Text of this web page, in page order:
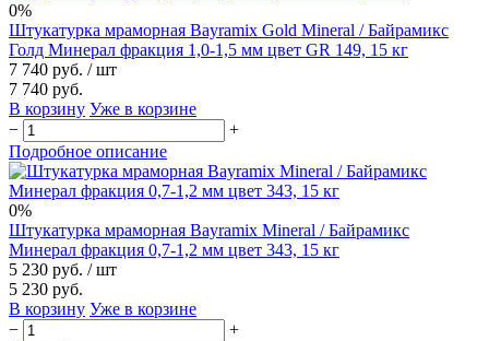
0%
Штукатурка мраморная Bayramix Gold Mineral / Байрамикс
Голд Минерал фракция 1,0-1,5 мм цвет GR 149, 15 кг
7 740 руб. / шт
7 740 руб.
В корзину Уже в корзине
−
+
Подробное описание
0%
Штукатурка мраморная Bayramix Mineral / Байрамикс
Минерал фракция 0,7-1,2 мм цвет 343, 15 кг
5 230 руб. / шт
5 230 руб.
В корзину Уже в корзине
−
+